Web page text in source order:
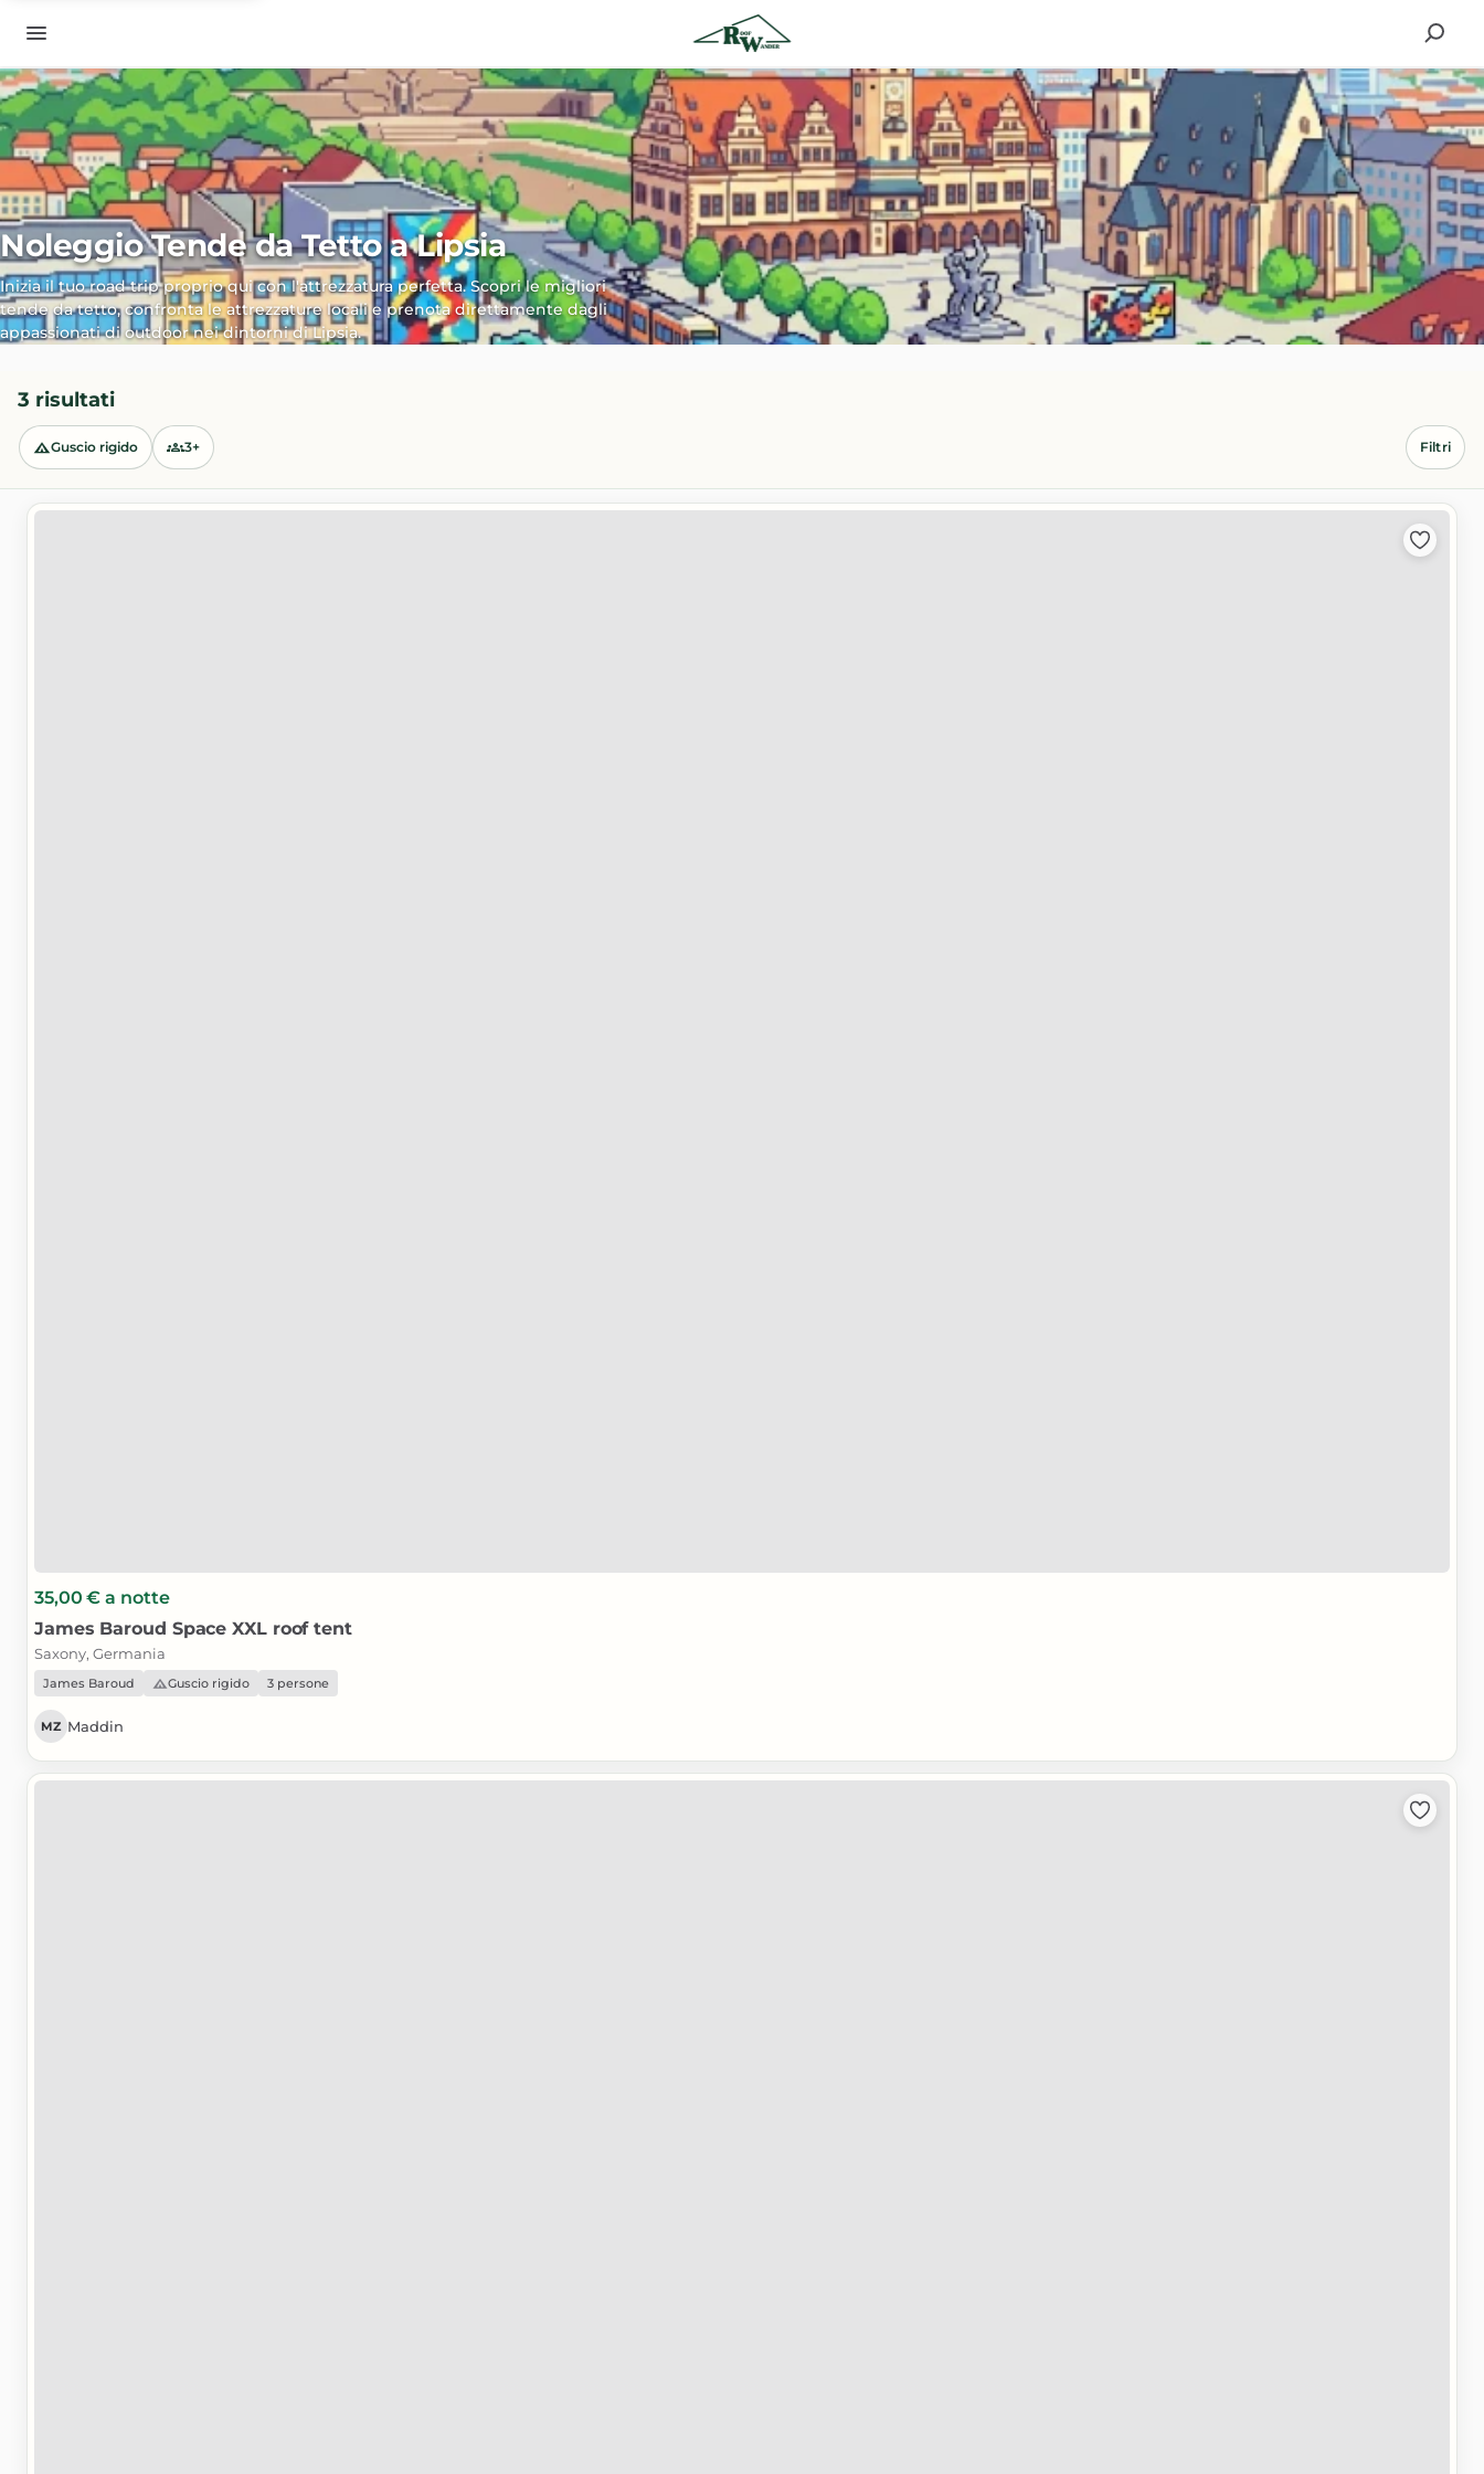
Noleggio Tende da Tetto a Lipsia
Inizia il tuo road trip proprio qui con l'attrezzatura perfetta. Scopri le migliori
tende da tetto, confronta le attrezzature locali e prenota direttamente dagli
appassionati di outdoor nei dintorni di Lipsia.
3 risultati
Guscio rigido 3+ Filtri
35,00 € a notte
James Baroud Space XXL roof tent
Saxony, Germania
James Baroud Guscio rigido 3 persone
MZ Maddin